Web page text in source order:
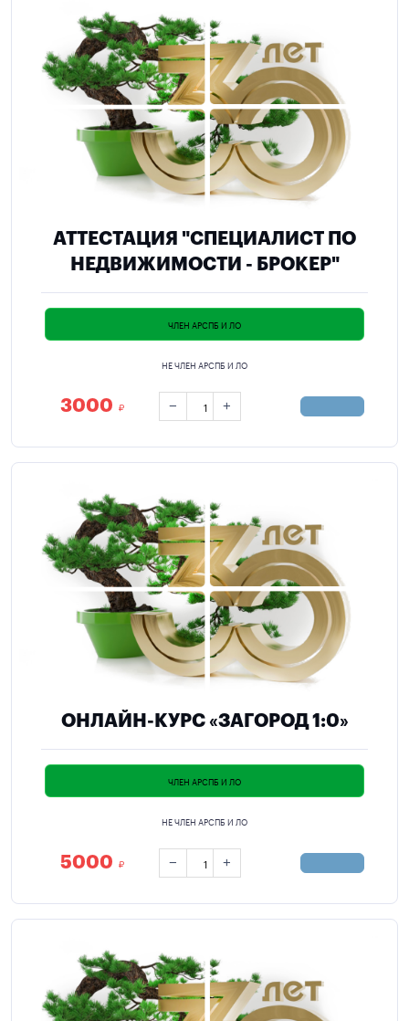
АТТЕСТАЦИЯ "СПЕЦИАЛИСТ ПО
НЕДВИЖИМОСТИ - БРОКЕР"
ЧЛЕН АРСПБ И ЛО
НЕ ЧЛЕН АРСПБ И ЛО
3000 − +
ОНЛАЙН-КУРС «ЗАГОРОД 1:0»
ЧЛЕН АРСПБ И ЛО
НЕ ЧЛЕН АРСПБ И ЛО
5000 − +